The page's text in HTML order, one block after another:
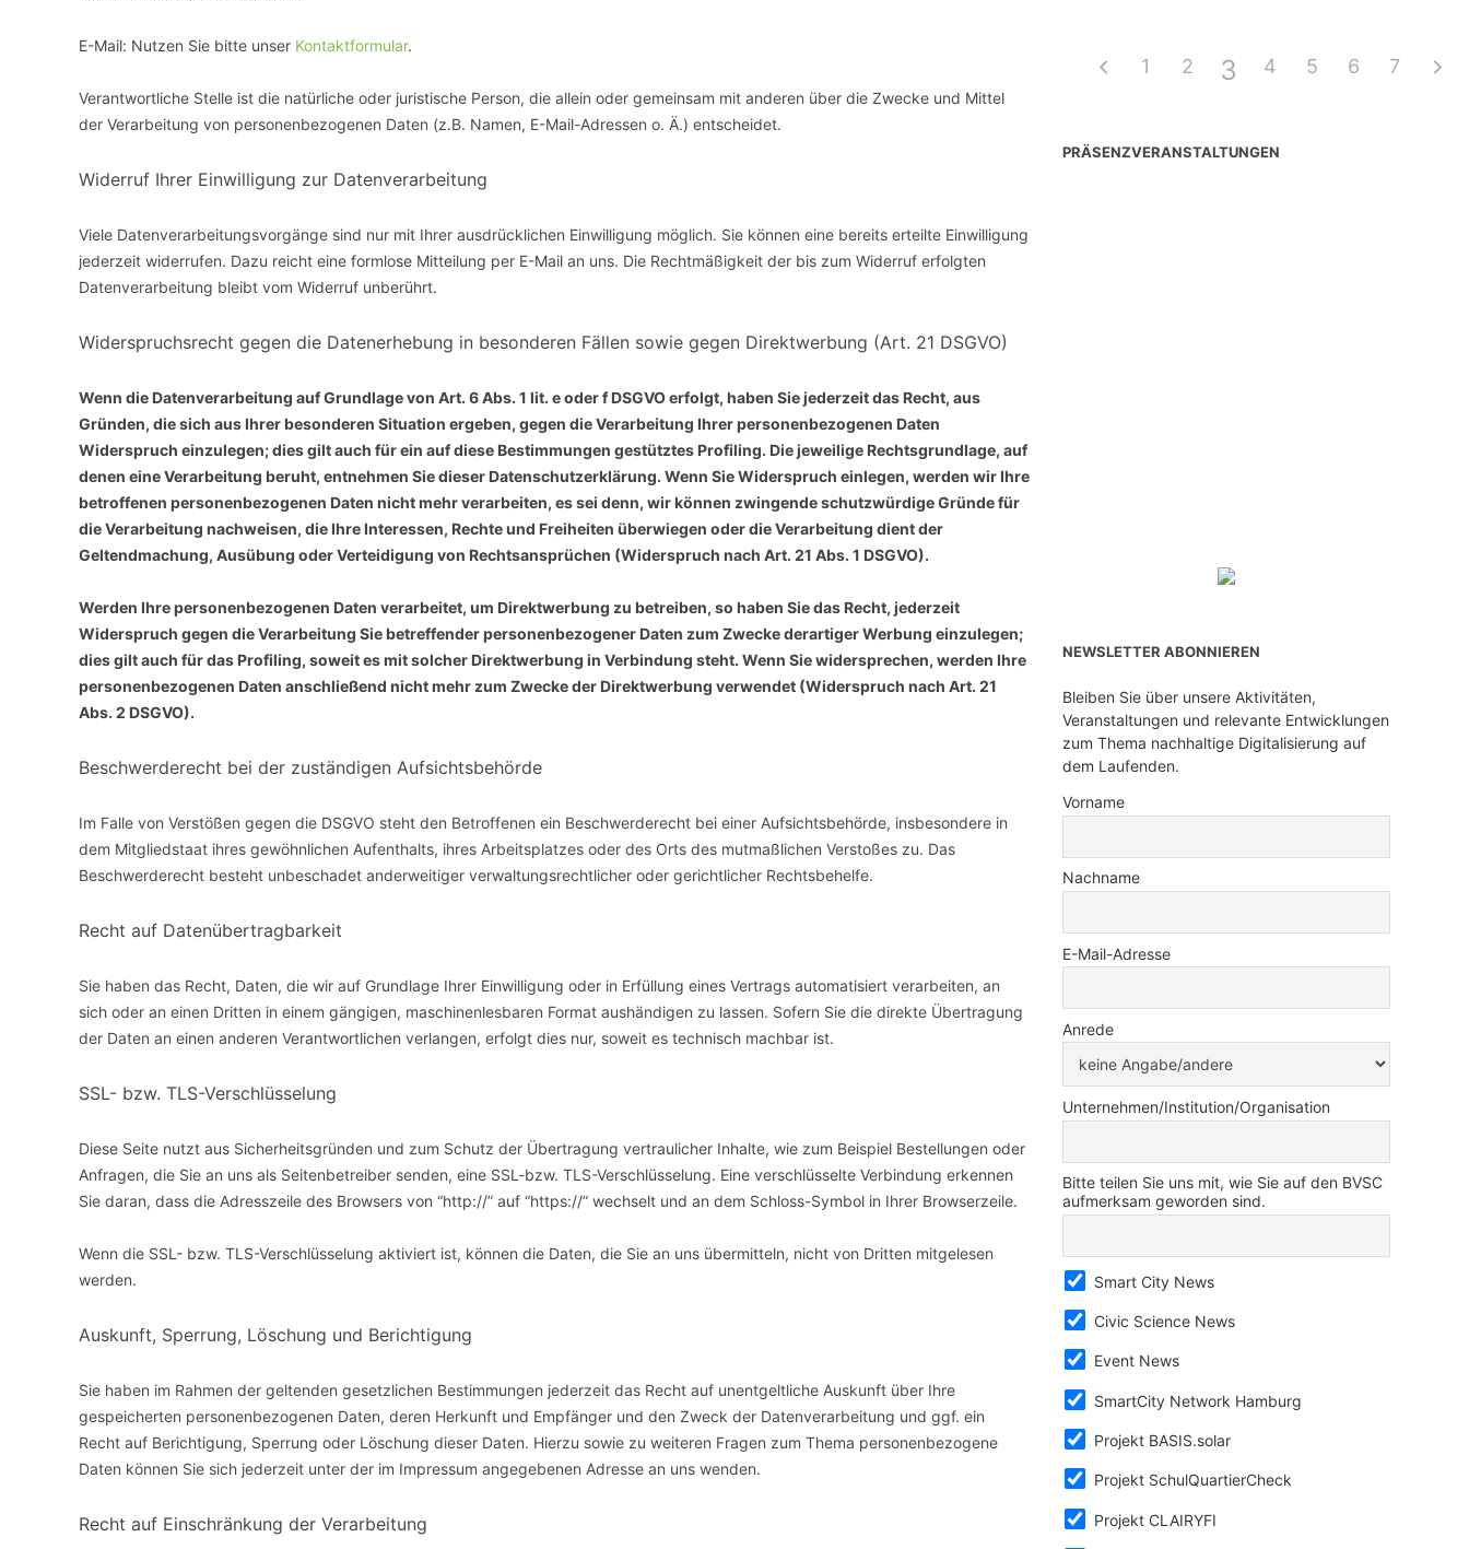
E-Mail: Nutzen Sie bitte unser Kontaktformular.
Verantwortliche Stelle ist die natürliche oder juristische Person, die allein oder gemeinsam mit anderen über die Zwecke und Mittel
der Verarbeitung von personenbezogenen Daten (z.B. Namen, E-Mail-Adressen o. Ä.) entscheidet.
Widerruf Ihrer Einwilligung zur Datenverarbeitung
Viele Datenverarbeitungsvorgänge sind nur mit Ihrer ausdrücklichen Einwilligung möglich. Sie können eine bereits erteilte Einwilligung
jederzeit widerrufen. Dazu reicht eine formlose Mitteilung per E-Mail an uns. Die Rechtmäßigkeit der bis zum Widerruf erfolgten
Datenverarbeitung bleibt vom Widerruf unberührt.
Widerspruchsrecht gegen die Datenerhebung in besonderen Fällen sowie gegen Direktwerbung (Art. 21 DSGVO)
Wenn die Datenverarbeitung auf Grundlage von Art. 6 Abs. 1 lit. e oder f DSGVO erfolgt, haben Sie jederzeit das Recht, aus
Gründen, die sich aus Ihrer besonderen Situation ergeben, gegen die Verarbeitung Ihrer personenbezogenen Daten
Widerspruch einzulegen; dies gilt auch für ein auf diese Bestimmungen gestütztes Profiling. Die jeweilige Rechtsgrundlage, auf
denen eine Verarbeitung beruht, entnehmen Sie dieser Datenschutzerklärung. Wenn Sie Widerspruch einlegen, werden wir Ihre
betroffenen personenbezogenen Daten nicht mehr verarbeiten, es sei denn, wir können zwingende schutzwürdige Gründe für
die Verarbeitung nachweisen, die Ihre Interessen, Rechte und Freiheiten überwiegen oder die Verarbeitung dient der
Geltendmachung, Ausübung oder Verteidigung von Rechtsansprüchen (Widerspruch nach Art. 21 Abs. 1 DSGVO).
Werden Ihre personenbezogenen Daten verarbeitet, um Direktwerbung zu betreiben, so haben Sie das Recht, jederzeit
Widerspruch gegen die Verarbeitung Sie betreffender personenbezogener Daten zum Zwecke derartiger Werbung einzulegen;
dies gilt auch für das Profiling, soweit es mit solcher Direktwerbung in Verbindung steht. Wenn Sie widersprechen, werden Ihre
personenbezogenen Daten anschließend nicht mehr zum Zwecke der Direktwerbung verwendet (Widerspruch nach Art. 21
Abs. 2 DSGVO).
Beschwerderecht bei der zuständigen Aufsichtsbehörde
Im Falle von Verstößen gegen die DSGVO steht den Betroffenen ein Beschwerderecht bei einer Aufsichtsbehörde, insbesondere in
dem Mitgliedstaat ihres gewöhnlichen Aufenthalts, ihres Arbeitsplatzes oder des Orts des mutmaßlichen Verstoßes zu. Das
Beschwerderecht besteht unbeschadet anderweitiger verwaltungsrechtlicher oder gerichtlicher Rechtsbehelfe.
Recht auf Datenübertragbarkeit
Sie haben das Recht, Daten, die wir auf Grundlage Ihrer Einwilligung oder in Erfüllung eines Vertrags automatisiert verarbeiten, an
sich oder an einen Dritten in einem gängigen, maschinenlesbaren Format aushändigen zu lassen. Sofern Sie die direkte Übertragung
der Daten an einen anderen Verantwortlichen verlangen, erfolgt dies nur, soweit es technisch machbar ist.
SSL- bzw. TLS-Verschlüsselung
Diese Seite nutzt aus Sicherheitsgründen und zum Schutz der Übertragung vertraulicher Inhalte, wie zum Beispiel Bestellungen oder
Anfragen, die Sie an uns als Seitenbetreiber senden, eine SSL-bzw. TLS-Verschlüsselung. Eine verschlüsselte Verbindung erkennen
Sie daran, dass die Adresszeile des Browsers von “http://” auf “https://” wechselt und an dem Schloss-Symbol in Ihrer Browserzeile.
Wenn die SSL- bzw. TLS-Verschlüsselung aktiviert ist, können die Daten, die Sie an uns übermitteln, nicht von Dritten mitgelesen
werden.
Auskunft, Sperrung, Löschung und Berichtigung
Sie haben im Rahmen der geltenden gesetzlichen Bestimmungen jederzeit das Recht auf unentgeltliche Auskunft über Ihre
gespeicherten personenbezogenen Daten, deren Herkunft und Empfänger und den Zweck der Datenverarbeitung und ggf. ein
Recht auf Berichtigung, Sperrung oder Löschung dieser Daten. Hierzu sowie zu weiteren Fragen zum Thema personenbezogene
Daten können Sie sich jederzeit unter der im Impressum angegebenen Adresse an uns wenden.
Recht auf Einschränkung der Verarbeitung
1 2 3 4 5 6 7
PRÄSENZVERANSTALTUNGEN
NEWSLETTER ABONNIEREN
Bleiben Sie über unsere Aktivitäten,
Veranstaltungen und relevante Entwicklungen
zum Thema nachhaltige Digitalisierung auf
dem Laufenden.
Vorname
Nachname
E-Mail-Adresse
Anrede
Unternehmen/Institution/Organisation
Bitte teilen Sie uns mit, wie Sie auf den BVSC
aufmerksam geworden sind.
Smart City News
Civic Science News
Event News
SmartCity Network Hamburg
Projekt BASIS.solar
Projekt SchulQuartierCheck
Projekt CLAIRYFI